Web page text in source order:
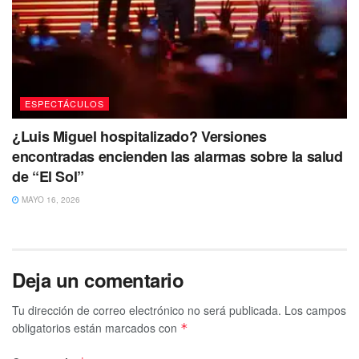
años diferentes perros rescatados, con los que ha sentido
una gran conexión. Después de que se diera cuenta que
pasaba la mayor parte de los días sola encontró en estos
animales de acompañamiento una respuesta muy
ESPECTÁCULOS
¿Luis Miguel hospitalizado? Versiones
encontradas encienden las alarmas sobre la salud
de “El Sol”
MAYO 16, 2026
Deja un comentario
Tu dirección de correo electrónico no será publicada. Los campos
obligatorios están marcados con *